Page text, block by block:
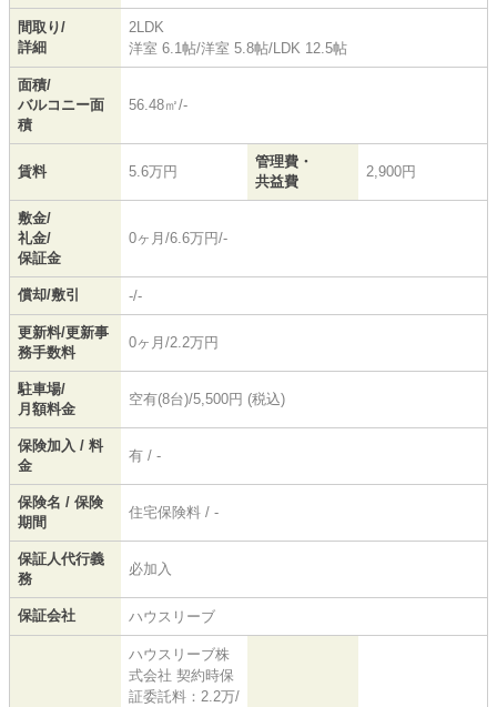
間取り/
詳細
2LDK
洋室 6.1帖/洋室 5.8帖/ LDK 12.5帖
面積/
バルコニー面
積
56.48㎡/-
賃料 5.6万円
管理費・
共益費
2,900円
敷金/
礼金/
保証金
0ヶ月/6.6万円/-
償却/敷引 -/-
更新料/更新事
務手数料
0ヶ月/2.2万円
駐車場/
月額料金
空有(8台)/5,500円 (税込)
保険加入 / 料
金
有 / -
保険名 / 保険
期間
住宅保険料 / -
保証人代行義
務
必加入
保証会社 ハウスリーブ
ハウスリーブ株
式会社 契約時保
証委託料：2.2万/